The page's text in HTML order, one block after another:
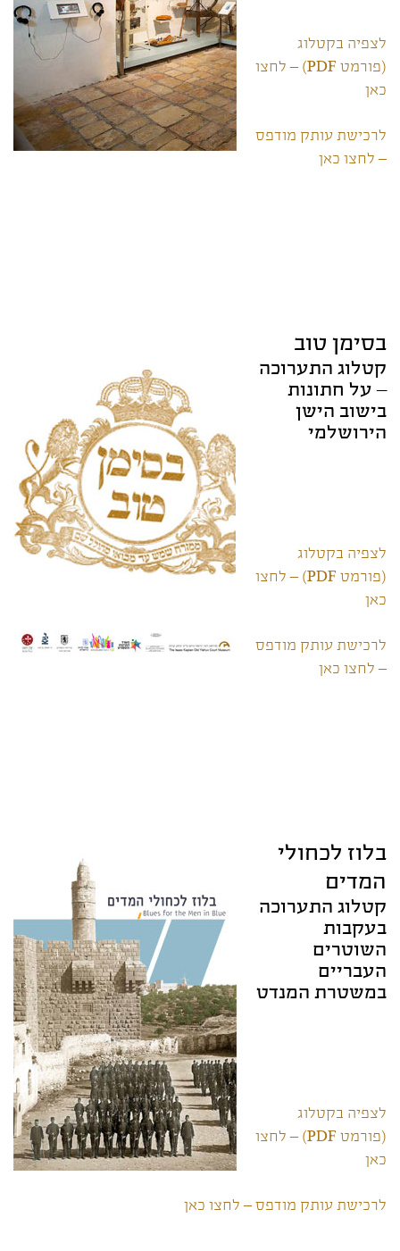
לצפיה בקטלוג
(פורמט PDF) – לחצו
כאן
לרכישת עותק מודפס
– לחצו כאן
בסימן טוב
קטלוג התערוכה
– על חתונות
בישוב הישן
הירושלמי
לצפיה בקטלוג
(פורמט PDF) – לחצו
כאן
לרכישת עותק מודפס
– לחצו כאן
בלוז לכחולי
המדים
קטלוג התערוכה
בעקבות
השוטרים
העבריים
במשטרת המנדט
לצפיה בקטלוג
(פורמט PDF) – לחצו
כאן
לרכישת עותק מודפס – לחצו כאן